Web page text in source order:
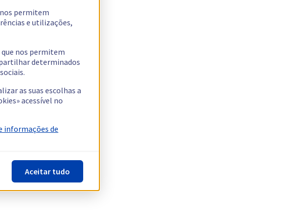
permitem
e utilizações,
que nos permitem
determinados
as suas escolhas a
acessível no
informações de
Aceitar tudo